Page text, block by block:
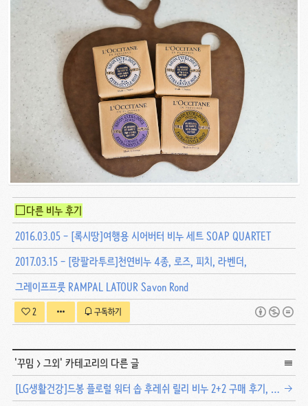
□다른 비누 후기
2016.03.05 - [록시땅]여행용 시어버터 비누 세트 SOAP QUARTET
2017.03.15 - [랑팔라투르]천연비누 4종, 로즈, 피치, 라벤더,
그레이프프룻 RAMPAL LATOUR Savon Rond
2 구독하기
'꾸밈 >그외' 카테고리의 다른 글
[LG생활건강]드봉 플로럴 워터 솝 후레쉬 릴리 비누 2+2 구매 후기, 방향제로 쓸 수 있을 정도로 향이 진한 비누 추천